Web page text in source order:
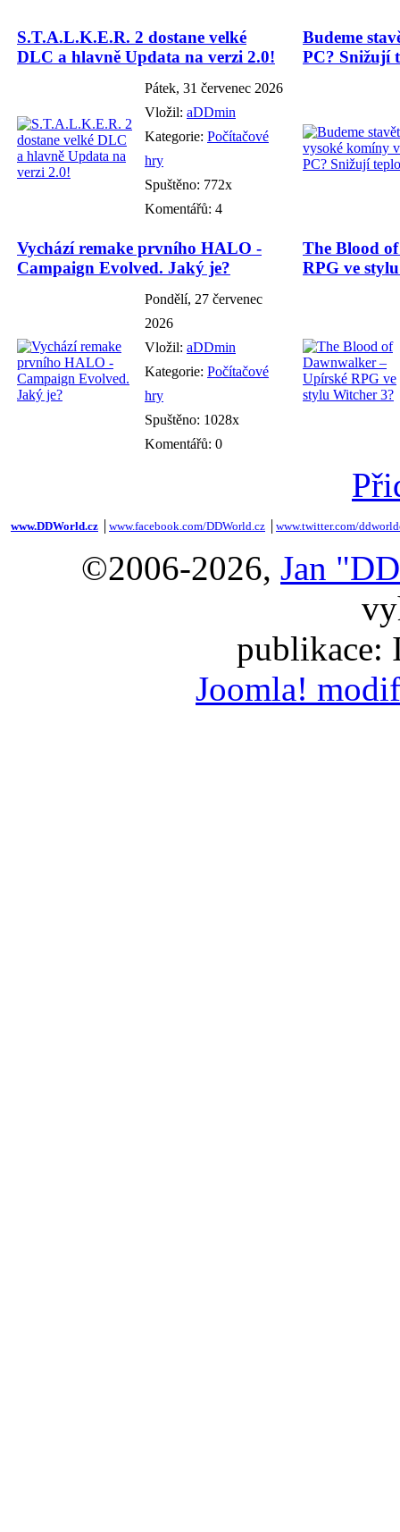
S.T.A.L.K.E.R. 2 dostane velké
DLC a hlavně Updata na verzi 2.0!
Pátek, 31 červenec 2026
Vložil: aDDmin
Kategorie: Počítačové
hry
Spuštěno: 772x
Komentářů: 4
Budeme
PC? Snižují
Vychází remake prvního HALO -
Campaign Evolved. Jaký je?
Pondělí, 27 červenec
2026
Vložil: aDDmin
Kategorie: Počítačové
hry
Spuštěno: 1028x
Komentářů: 0
The Blood
RPG ve
www.DDWorld.cz www.facebook.com/DDWorld.cz www.twitter.com/
©2006-2026, Jan
publikace:
Joomla!